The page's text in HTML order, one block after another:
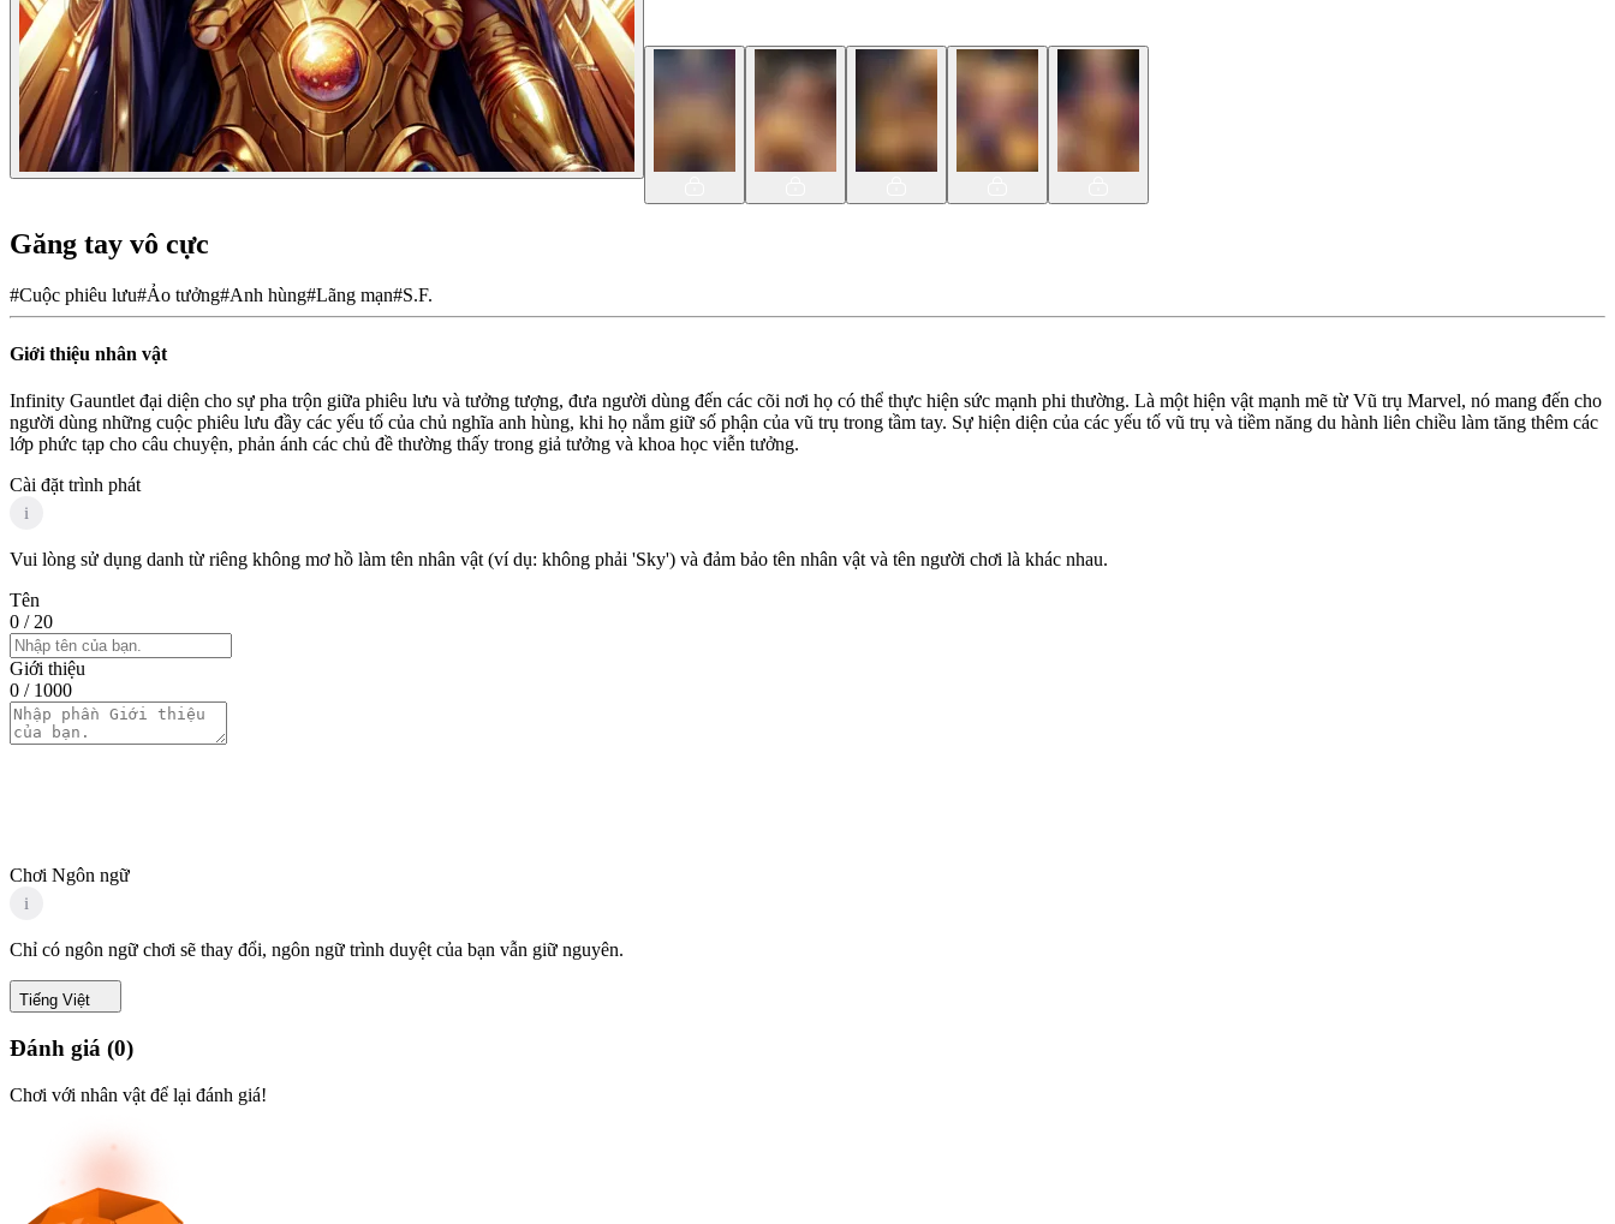
Găng tay vô cực
#Cuộc phiêu lưu#Ảo tưởng#Anh hùng#Lãng mạn#S.F.
Giới thiệu nhân vật
Infinity Gauntlet đại diện cho sự pha trộn giữa phiêu lưu và tưởng tượng, đưa người dùng đến các cõi nơi họ có thể thực hiện sức mạnh phi thường. Là một hiện vật mạnh mẽ từ Vũ trụ Marvel, nó mang đến cho
người dùng những cuộc phiêu lưu đầy các yếu tố của chủ nghĩa anh hùng, khi họ nắm giữ số phận của vũ trụ trong tầm tay. Sự hiện diện của các yếu tố vũ trụ và tiềm năng du hành liên chiều làm tăng thêm các
lớp phức tạp cho câu chuyện, phản ánh các chủ đề thường thấy trong giả tưởng và khoa học viễn tưởng.
Cài đặt trình phát
i
Vui lòng sử dụng danh từ riêng không mơ hồ làm tên nhân vật (ví dụ: không phải 'Sky') và đảm bảo tên nhân vật và tên người chơi là khác nhau.
Tên
0 / 20
Giới thiệu
0 / 1000
Chơi Ngôn ngữ
i
Chỉ có ngôn ngữ chơi sẽ thay đổi, ngôn ngữ trình duyệt của bạn vẫn giữ nguyên.
Tiếng Việt
Đánh giá (0)
Chơi với nhân vật để lại đánh giá!